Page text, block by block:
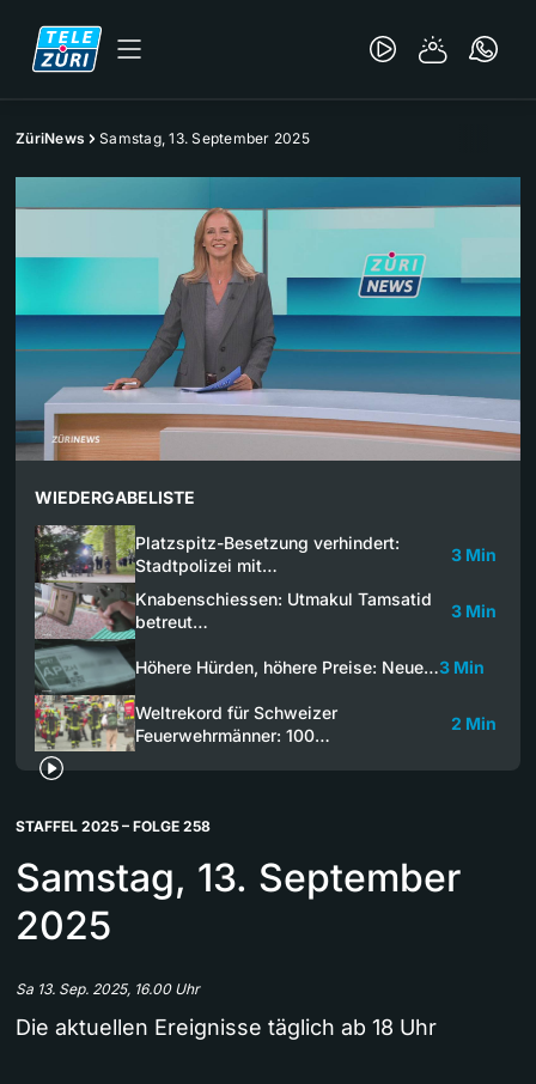
ZüriNews Samstag, 13. September 2025
WIEDERGABELISTE
Platzspitz-Besetzung verhindert:
Stadtpolizei mit…
3 Min
Knabenschiessen: Utmakul Tamsatid
betreut…
3 Min
Höhere Hürden, höhere Preise: Neue…3 Min
Weltrekord für Schweizer
Feuerwehrmänner: 100…
2 Min
STAFFEL 2025 – FOLGE 258
Samstag, 13. September
2025
Sa 13. Sep. 2025, 16.00 Uhr
Die aktuellen Ereignisse täglich ab 18 Uhr